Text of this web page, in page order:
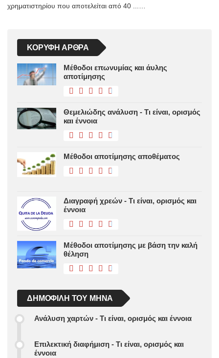
χρηματιστηρίου που αποτελείται από 40 ...…
ΚΟΡΥΦΉ ΆΡΘΡΑ
Μέθοδοι επωνυμίας και άυλης
αποτίμησης
Θεμελιώδης ανάλυση - Τι είναι, ορισμός
και έννοια
Μέθοδοι αποτίμησης αποθέματος
Διαγραφή χρεών - Τι είναι, ορισμός και
έννοια
Μέθοδοι αποτίμησης με βάση την καλή
θέληση
ΔΗΜΟΦΙΛΉ ΤΟΥ ΜΉΝΑ
Ανάλυση χαρτών - Τι είναι, ορισμός και έννοια
Επιλεκτική διαφήμιση - Τι είναι, ορισμός και
έννοια